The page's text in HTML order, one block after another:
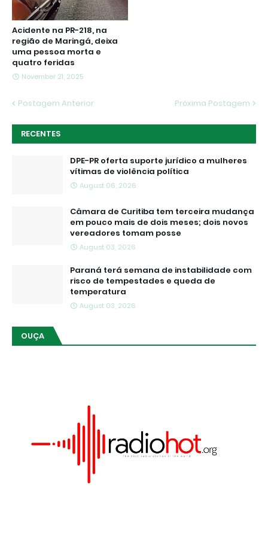
Acidente na PR-218, na
região de Maringá, deixa
uma pessoa morta e
quatro feridas
November 21, 2025
Postagem Anterior Próxima Postagem
RECENTES
DPE-PR oferta suporte jurídico a mulheres
vítimas de violência política
August 06, 2026
Câmara de Curitiba tem terceira mudança
em pouco mais de dois meses; dois novos
vereadores tomam posse
August 03, 2026
Paraná terá semana de instabilidade com
risco de tempestades e queda de
temperatura
August 03, 2026
OUÇA